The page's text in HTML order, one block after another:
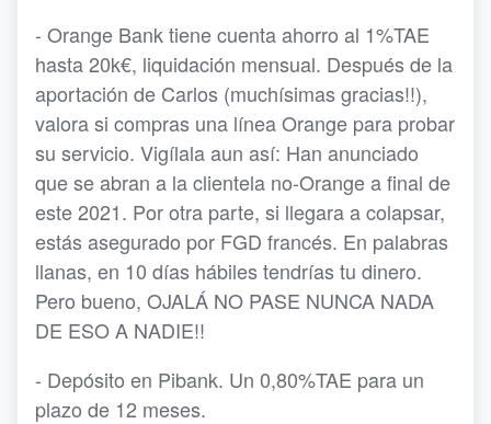
- Orange Bank tiene cuenta ahorro al 1%TAE
hasta 20k€, liquidación mensual. Después de la
aportación de Carlos (muchísimas gracias!!),
valora si compras una línea Orange para probar
su servicio. Vigílala aun así: Han anunciado
que se abran a la clientela no-Orange a final de
este 2021. Por otra parte, si llegara a colapsar,
estás asegurado por FGD francés. En palabras
llanas, en 10 días hábiles tendrías tu dinero.
Pero bueno, OJALÁ NO PASE NUNCA NADA
DE ESO A NADIE!!
- Depósito en Pibank. Un 0,80%TAE para un
plazo de 12 meses.